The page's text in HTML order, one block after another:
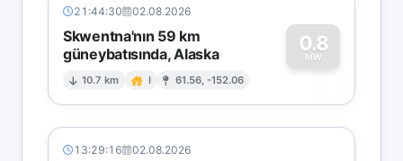
21:44:30 02.08.2026
Skwentna'nın 59 km
güneybatısında, Alaska
10.7 km I 61.56, -152.06
0.8
MW
0
13:29:16 02.08.2026